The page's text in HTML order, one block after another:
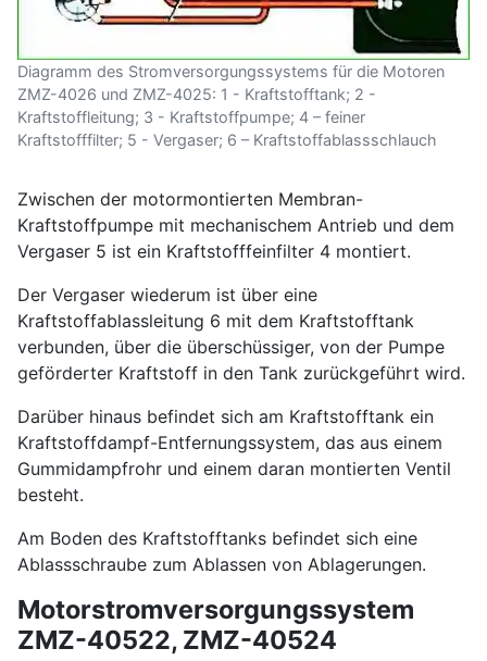
Diagramm des Stromversorgungssystems für die Motoren
ZMZ-4026 und ZMZ-4025: 1 - Kraftstofftank; 2 -
Kraftstoffleitung; 3 - Kraftstoffpumpe; 4 – feiner
Kraftstofffilter; 5 - Vergaser; 6 – Kraftstoffablassschlauch
Zwischen der motormontierten Membran-
Kraftstoffpumpe mit mechanischem Antrieb und dem
Vergaser 5 ist ein Kraftstofffeinfilter 4 montiert.
Der Vergaser wiederum ist über eine
Kraftstoffablassleitung 6 mit dem Kraftstofftank
verbunden, über die überschüssiger, von der Pumpe
geförderter Kraftstoff in den Tank zurückgeführt wird.
Darüber hinaus befindet sich am Kraftstofftank ein
Kraftstoffdampf-Entfernungssystem, das aus einem
Gummidampfrohr und einem daran montierten Ventil
besteht.
Am Boden des Kraftstofftanks befindet sich eine
Ablassschraube zum Ablassen von Ablagerungen.
Motorstromversorgungssystem
ZMZ-40522, ZMZ-40524